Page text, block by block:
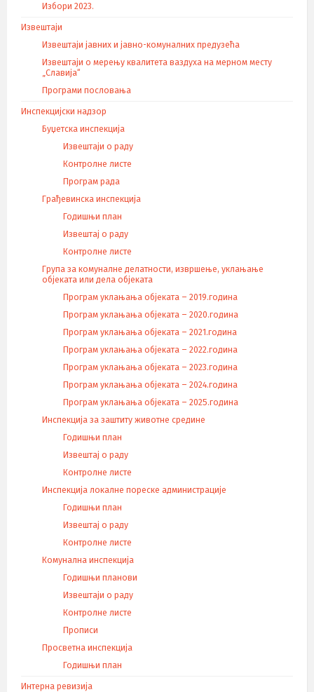
Избори 2023.
Извештаји
Извештаји јавних и јавно-комуналних предузећа
Извештаји о мерењу квалитета ваздуха на мерном месту
„Славија“
Програми пословања
Инспекцијски надзор
Буџетска инспекција
Извештаји о раду
Контролне листе
Програм рада
Грађевинска инспекција
Годишњи план
Извештај о раду
Контролне листе
Група за комуналне делатности, извршење, уклањање
објеката или дела објеката
Програм уклањања објеката – 2019.година
Програм уклањања објеката – 2020.година
Програм уклањања објеката – 2021.година
Програм уклањања објеката – 2022.година
Програм уклањања објеката – 2023.година
Програм уклањања објеката – 2024.година
Програм уклањања објеката – 2025.година
Инспекција за заштиту животне средине
Годишњи план
Извештај о раду
Контролне листе
Инспекција локалне пореске администрације
Годишњи план
Извештај о раду
Контролне листе
Комунална инспекција
Годишњи планови
Извештаји о раду
Контролне листе
Прописи
Просветна инспекција
Годишњи план
Интерна ревизија